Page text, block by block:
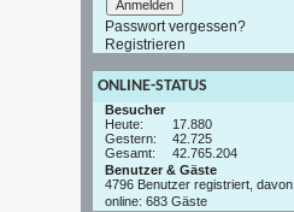
Passwort vergessen?
Registrieren
ONLINE-STATUS
Besucher
Heute:
17.880
Gestern:
42.725
Gesamt:
42.765.204
Benutzer & Gäste
4796 Benutzer registriert, davon
online: 683 Gäste